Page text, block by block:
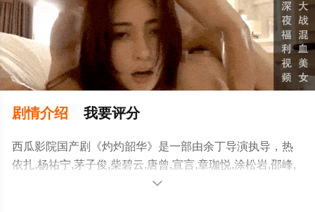
剧情介绍 我要评分
西瓜影院国产剧《灼灼韶华》是一部由余丁导演执导，热
依扎,杨祐宁,茅子俊,柴碧云,唐曾,宣言,章珈悦,涂松岩,邵峰,
车永莉,巩峥,丁勇岱,李勤勤,翟小兴,张亮,林鹏,赵燕国彰,刘
